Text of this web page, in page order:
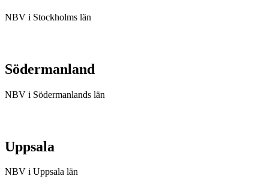
NBV i Stockholms län
Södermanland
NBV i Södermanlands län
Uppsala
NBV i Uppsala län